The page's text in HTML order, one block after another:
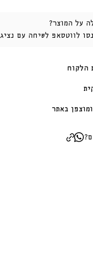
על המוצר?
לווטסאפ לשיחה עם נציג
הלקוח
באתר